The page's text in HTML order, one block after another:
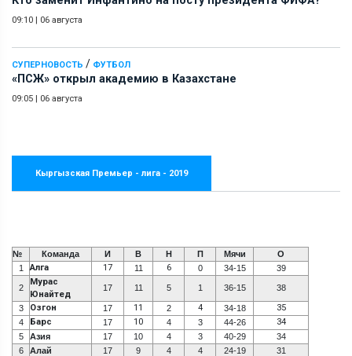
09:10 | 06 августа
СУПЕРНОВОСТЬ / ФУТБОЛ
«ПСЖ» открыл академию в Казахстане
09:05 | 06 августа
Кыргызская Премьер - лига - 2019
№ Команда И В Н П Мячи
О
1
Алга 17 11 6 0 34-15 39
2
Мурас
Юнайтед
17 11 5 1 36-15 38
3 Озгон 17 11 2 4 34-18 35
4 Барс 17 10 4 3 44-26 34
5 Азия 17 10 4 3 40-29
34
6
Алай 17 9 4 4 24-19
31